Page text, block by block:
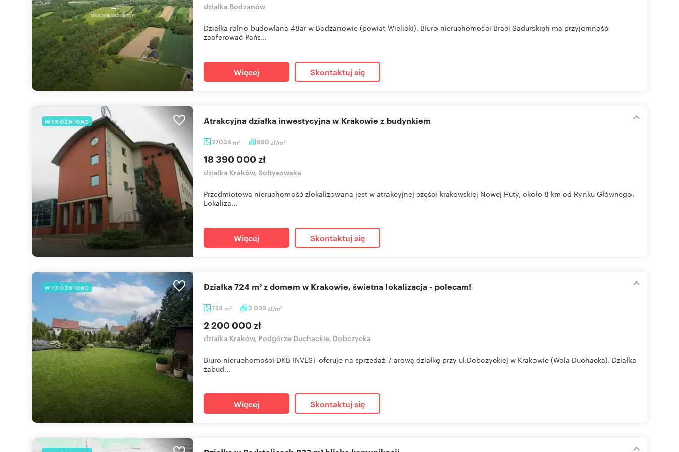
działka Bodzanów
Działka rolno-budowlana 48ar w Bodzanowie (powiat Wielicki). Biuro nieruchomości Braci Sadurskich ma przyjemność
zaoferować Pańs...
Więcej Skontaktuj się
WYRÓŻNIONE
27034 m2 680 zł/m2
Atrakcyjna działka inwestycyjna w Krakowie z budynkiem
18 390 000 zł
działka Kraków, Sołtysowska
Przedmiotowa nieruchomość zlokalizowana jest w atrakcyjnej części krakowskiej Nowej Huty, około 8 km od Rynku Głównego.
Lokaliza...
Więcej Skontaktuj się
WYRÓŻNIONE
724 m2 3 039zł/m2
Działka 724 m² z domem w Krakowie, świetna lokalizacja - polecam!
2 200 000 zł
działka Kraków, Podgórze Duchackie, Dobczycka
Biuro nieruchomości DKB INVEST oferuje na sprzedaż 7 arową działkę przy ul.Dobczyckiej w Krakowie (Wola Duchacka). Działka
zabud...
Więcej Skontaktuj się